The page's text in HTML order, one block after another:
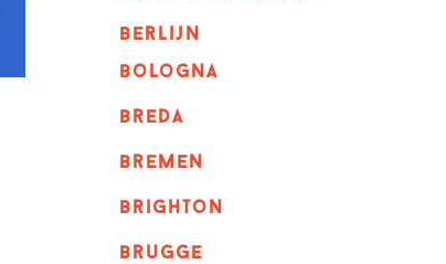
berlijn
bologna
breda
bremen
brighton
brugge